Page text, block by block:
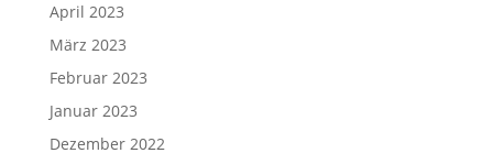
April 2023
März 2023
Februar 2023
Januar 2023
Dezember 2022